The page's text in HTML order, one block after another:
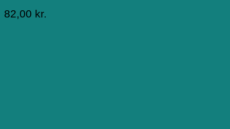
82,00 kr.